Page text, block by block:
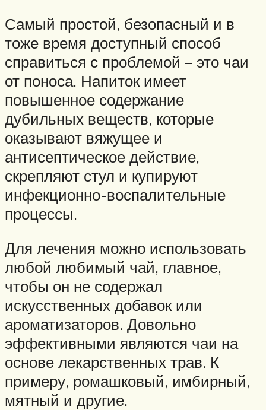
Самый простой, безопасный и в
тоже время доступный способ
справиться с проблемой – это чаи
от поноса. Напиток имеет
повышенное содержание
дубильных веществ, которые
оказывают вяжущее и
антисептическое действие,
скрепляют стул и купируют
инфекционно-воспалительные
процессы.
Для лечения можно использовать
любой любимый чай, главное,
чтобы он не содержал
искусственных добавок или
ароматизаторов. Довольно
эффективными являются чаи на
основе лекарственных трав. К
примеру, ромашковый, имбирный,
мятный и другие.